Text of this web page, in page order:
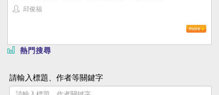
邱俊福
熱門搜尋
請輸入標題、作者等關鍵字